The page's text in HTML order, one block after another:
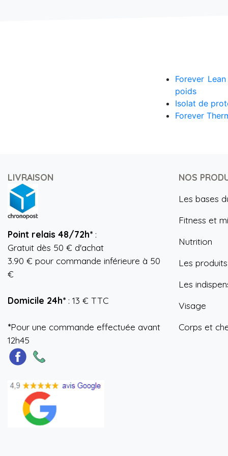
Forever
poids
Isolat de
Forever
LIVRAISON
Point relais 48/72h* :
Gratuit dès 50 € d'achat
3.90 € pour commande inférieure à 50
€
Domicile 24h* : 13 € TTC
*Pour une commande effectuée avant
12h45
NOS
Les bases
Fitness et
Nutrition
Les
Les
Visage
Corps et